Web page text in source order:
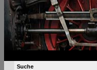
Suche